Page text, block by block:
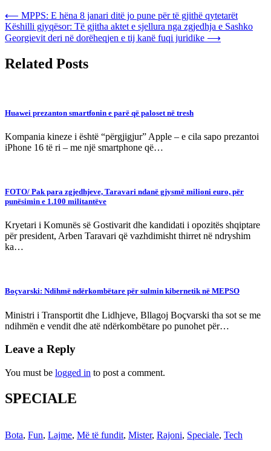
Post
navigation
⟵ MPPS: E hëna 8 janari ditë jo pune për të gjithë qytetarët
Këshilli gjyqësor: Të gjitha aktet e sjellura nga zgjedhja e Sashko
Georgievit deri në dorëheqjen e tij kanë fuqi juridike ⟶
Related Posts
Huawei prezanton smartfonin e parë që paloset në tresh
Kompania kineze i është “përgjigjur” Apple – e cila sapo prezantoi
iPhone 16 të ri – me një smartphone që…
FOTO/ Pak para zgjedhjeve, Taravari ndanë gjysmë milioni euro, për
punësimin e 1.100 militantëve
Kryetari i Komunës së Gostivarit dhe kandidati i opozitës shqiptare
për president, Arben Taravari që vazhdimisht thirret në ndryshim
ka…
Boçvarski: Ndihmë ndërkombëtare për sulmin kibernetik në MEPSO
Ministri i Transportit dhe Lidhjeve, Bllagoj Boçvarski tha sot se me
ndihmën e vendit dhe atë ndërkombëtare po punohet për…
Leave a Reply
You must be logged in to post a comment.
SPECIALE
Bota, Fun, Lajme, Më të fundit, Mister, Rajoni, Speciale, Tech